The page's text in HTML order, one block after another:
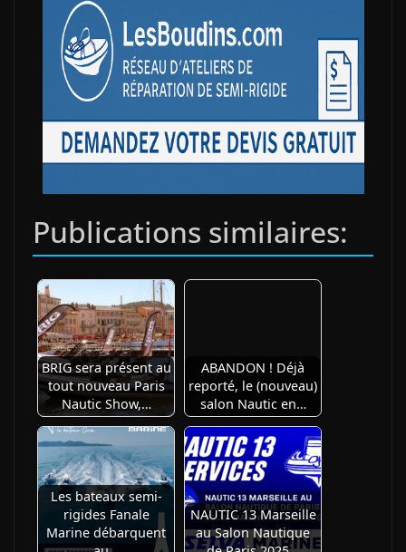
Publications similaires:
BRIG sera présent au
tout nouveau Paris
Nautic Show,…
ABANDON ! Déjà
reporté, le (nouveau)
salon Nautic en…
Les bateaux semi-
rigides Fanale
Marine débarquent
NAUTIC 13 Marseille
au Salon Nautique